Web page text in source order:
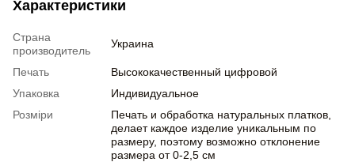
Характеристики
Страна
производитель
Украина
Печать
Высококачественный цифровой
Упаковка
Индивидуальное
Розміри
Печать и обработка натуральных платков,
делает каждое изделие уникальным по
размеру, поэтому возможно отклонение
размера от 0-2,5 см